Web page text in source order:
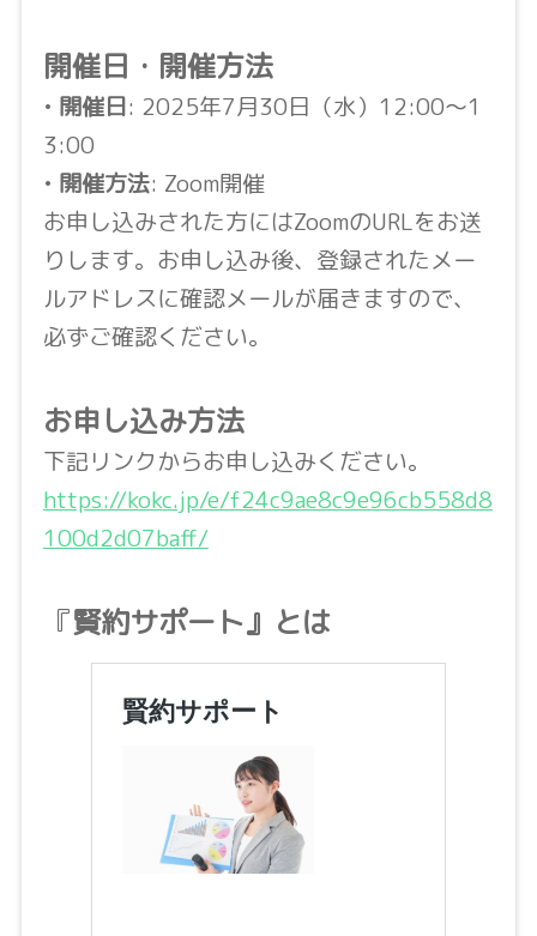
開催日・開催方法
• 開催日: 2025年7月30日（水）12:00〜1
3:00
• 開催方法: Zoom開催
お申し込みされた方にはZoomのURLをお送
りします。お申し込み後、登録されたメー
ルアドレスに確認メールが届きますので、
必ずご確認ください。
お申し込み方法
下記リンクからお申し込みください。
https://kokc.jp/e/f24c9ae8c9e96cb558d8
100d2d07baff/
『賢約サポート』とは